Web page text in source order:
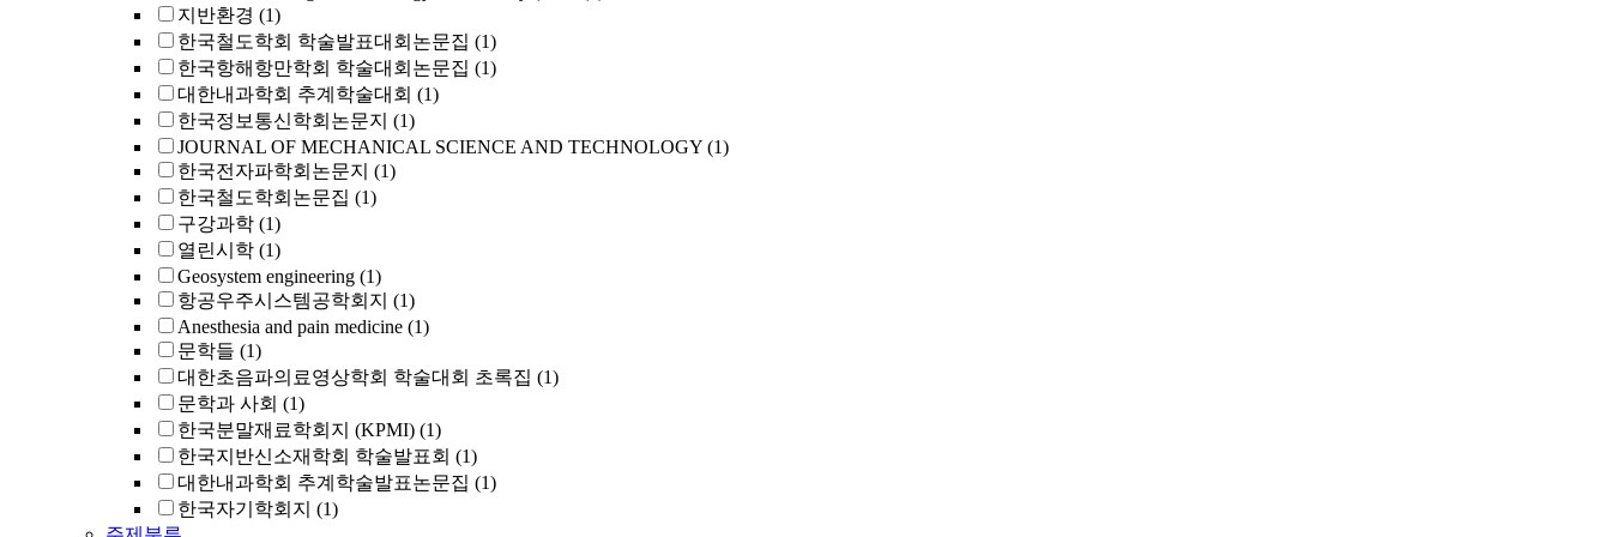
지반환경 (1)
한국철도학회 학술발표대회논문집 (1)
한국항해항만학회 학술대회논문집 (1)
대한내과학회 추계학술대회 (1)
한국정보통신학회논문지 (1)
JOURNAL OF MECHANICAL SCIENCE AND TECHNOLOGY (1)
한국전자파학회논문지 (1)
한국철도학회논문집 (1)
구강과학 (1)
열린시학 (1)
Geosystem engineering (1)
항공우주시스템공학회지 (1)
Anesthesia and pain medicine (1)
문학들 (1)
대한초음파의료영상학회 학술대회 초록집 (1)
문학과 사회 (1)
한국분말재료학회지 (KPMI) (1)
한국지반신소재학회 학술발표회 (1)
대한내과학회 추계학술발표논문집 (1)
한국자기학회지 (1)